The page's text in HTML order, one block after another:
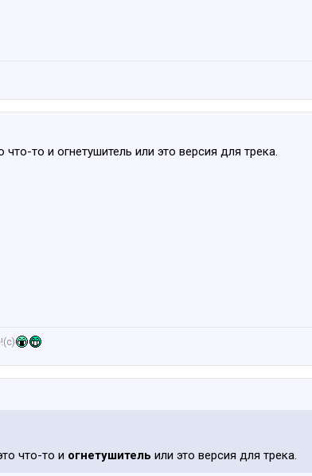
то и огнетушитель или это версия для трека.
что-то и огнетушитель или это версия для трека.